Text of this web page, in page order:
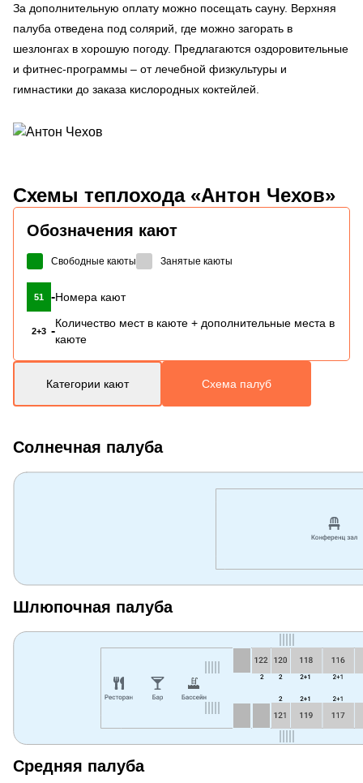
За дополнительную оплату можно посещать сауну. Верхняя
палуба отведена под солярий, где можно загорать в
шезлонгах в хорошую погоду. Предлагаются оздоровительные
и фитнес-программы – от лечебной физкультуры и
гимнастики до заказа кислородных коктейлей.
Схемы теплохода «Антон Чехов»
Обозначения кают
Свободные каюты Занятые каюты
51 -Номера кают
2+3 -
Количество мест в каюте + дополнительные места в
каюте
Категории кают Схема палуб
Солнечная палуба
Шлюпочная палуба
Средняя палуба